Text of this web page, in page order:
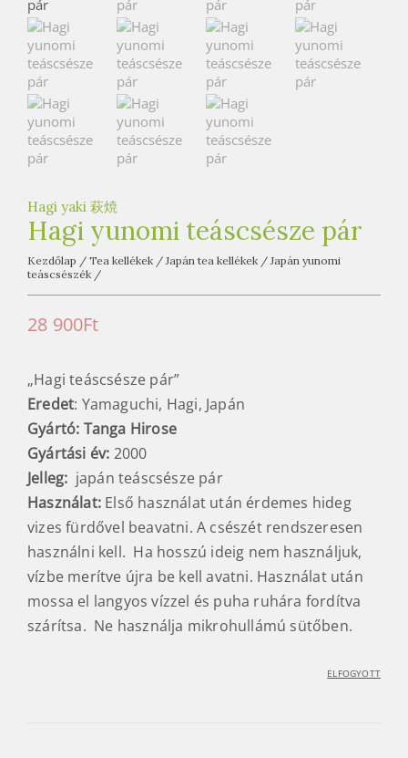
t
e
a
h
á
z
Hagi yaki 萩焼
Hagi yunomi teáscsésze pár
Kezdőlap / Tea kellékek / Japán tea kellékek / Japán yunomi
teáscsészék /
28 900Ft
„Hagi teáscsésze pár”
Eredet: Yamaguchi, Hagi, Japán
Gyártó: Tanga Hirose
Gyártási év: 2000
Jelleg: japán teáscsésze pár
Használat: Első használat után érdemes hideg
vizes fürdővel beavatni. A csészét rendszeresen
használni kell. Ha hosszú ideig nem használjuk,
vízbe merítve újra be kell avatni. Használat után
mossa el langyos vízzel és puha ruhára fordítva
szárítsa. Ne használja mikrohullámú sütőben.
ELFOGYOTT